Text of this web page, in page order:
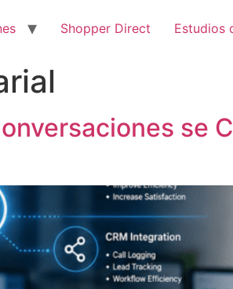
Shopper Direct Estudios
se